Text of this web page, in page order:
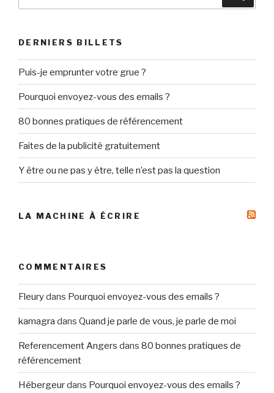
DERNIERS BILLETS
Puis-je emprunter votre grue ?
Pourquoi envoyez-vous des emails ?
80 bonnes pratiques de référencement
Faites de la publicité gratuitement
Y être ou ne pas y être, telle n’est pas la question
LA MACHINE À ÉCRIRE
COMMENTAIRES
Fleurydans Pourquoi envoyez-vous des emails ?
kamagra dans Quand je parle de vous, je parle de moi
Referencement Angers dans 80 bonnes pratiques de
référencement
Hébergeurdans Pourquoi envoyez-vous des emails ?